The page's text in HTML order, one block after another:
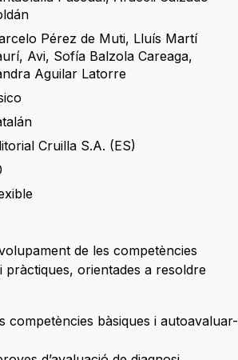
Pérez de Muti, Lluís Martí
, Avi, Sofía Balzola Careaga,
Aguilar Latorre
Cruilla S.A. (ES)
de les competències
pràctiques, orientades a resoldre
competències bàsiques i autoavaluar-